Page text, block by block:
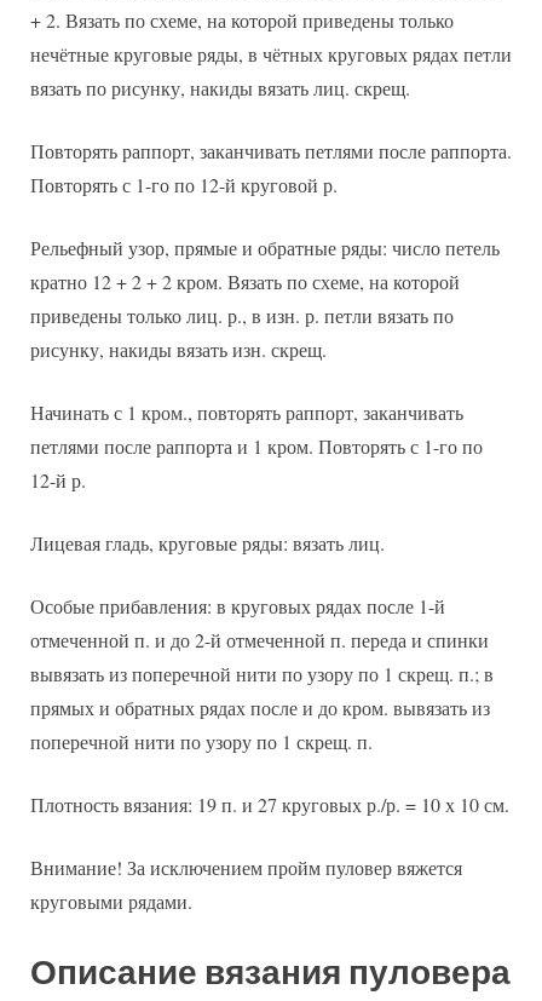
+ 2. Вязать по схеме, на которой приведены только
нечётные круговые ряды, в чётных круговых рядах петли
вязать по рисунку, накиды вязать лиц. скрещ.
Повторять раппорт, заканчивать петлями после раппорта.
Повторять с 1-го по 12-й круговой р.
Рельефный узор, прямые и обратные ряды: число петель
кратно 12 + 2 + 2 кром. Вязать по схеме, на которой
приведены только лиц. р., в изн. р. петли вязать по
рисунку, накиды вязать изн. скрещ.
Начинать с 1 кром., повторять раппорт, заканчивать
петлями после раппорта и 1 кром. Повторять с 1-го по
12-й р.
Лицевая гладь, круговые ряды: вязать лиц.
Особые прибавления: в круговых рядах после 1-й
отмеченной п. и до 2-й отмеченной п. переда и спинки
вывязать из поперечной нити по узору по 1 скрещ. п.; в
прямых и обратных рядах после и до кром. вывязать из
поперечной нити по узору по 1 скрещ. п.
Плотность вязания: 19 п. и 27 круговых р./р. = 10 х 10 см.
Внимание! За исключением пройм пуловер вяжется
круговыми рядами.
Описание вязания пуловера